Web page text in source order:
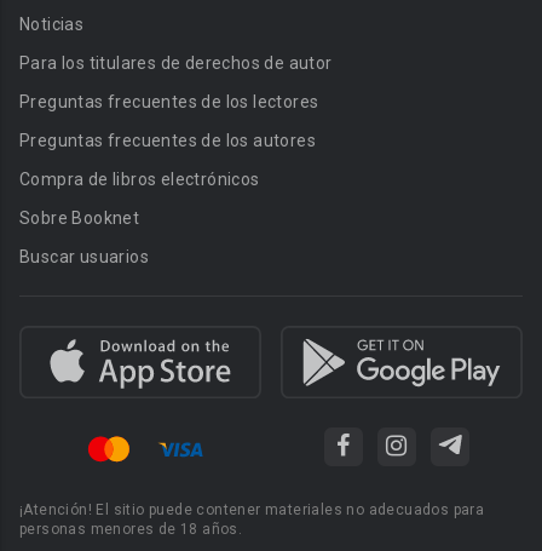
Noticias
Para los titulares de derechos de autor
Preguntas frecuentes de los lectores
Preguntas frecuentes de los autores
Compra de libros electrónicos
Sobre Booknet
Buscar usuarios
¡Atención! El sitio puede contener materiales no adecuados para
personas menores de 18 años.